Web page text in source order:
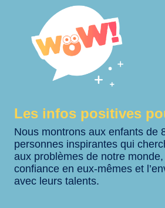
Les infos positives
Nous montrons aux enfants de
personnes inspirantes qui
aux problèmes de notre
confiance en eux-mêmes et
avec leurs talents.